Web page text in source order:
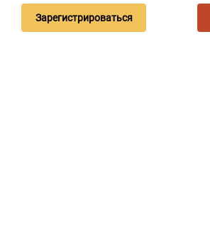
Зарегистрироваться